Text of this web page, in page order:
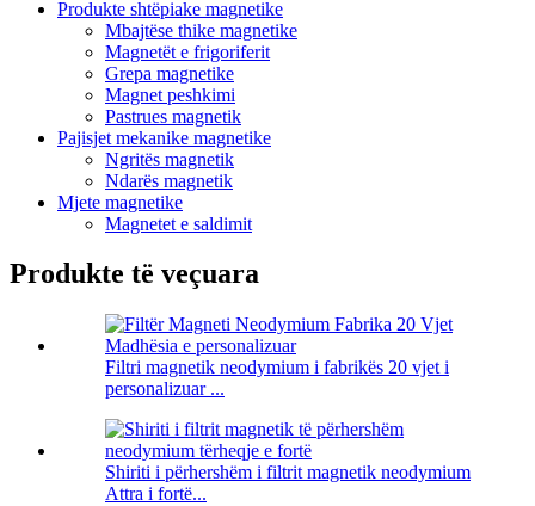
Produkte shtëpiake magnetike
Mbajtëse thike magnetike
Magnetët e frigoriferit
Grepa magnetike
Magnet peshkimi
Pastrues magnetik
Pajisjet mekanike magnetike
Ngritës magnetik
Ndarës magnetik
Mjete magnetike
Magnetet e saldimit
Produkte të veçuara
Filtri magnetik neodymium i fabrikës 20 vjet i
personalizuar ...
Shiriti i përhershëm i filtrit magnetik neodymium
Attra i fortë...